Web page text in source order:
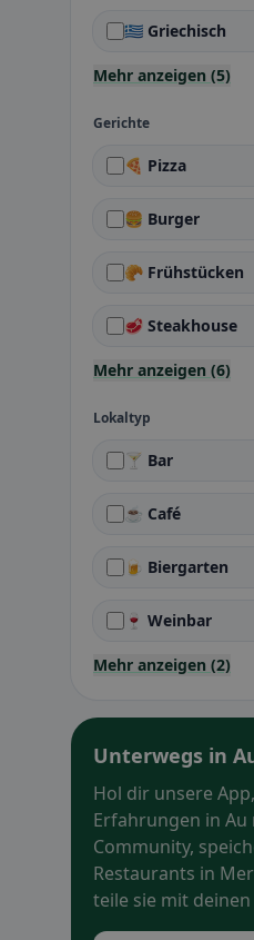
🇬🇷 Griechisch
Mehr anzeigen (5)
Gerichte
🍕 Pizza
🍔 Burger
🥐 Frühstücken
🥩 Steakhouse
Mehr anzeigen (6)
Lokaltyp
🍸 Bar
☕ Café
🍺 Biergarten
🍷 Weinbar
Mehr anzeigen (2)
Unterwegs in
Hol dir unsere
Erfahrungen in
Community,
Restaurants in
teile sie mit